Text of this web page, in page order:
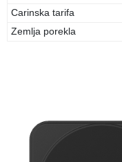
Carinska tarifa
Zemlja porekla